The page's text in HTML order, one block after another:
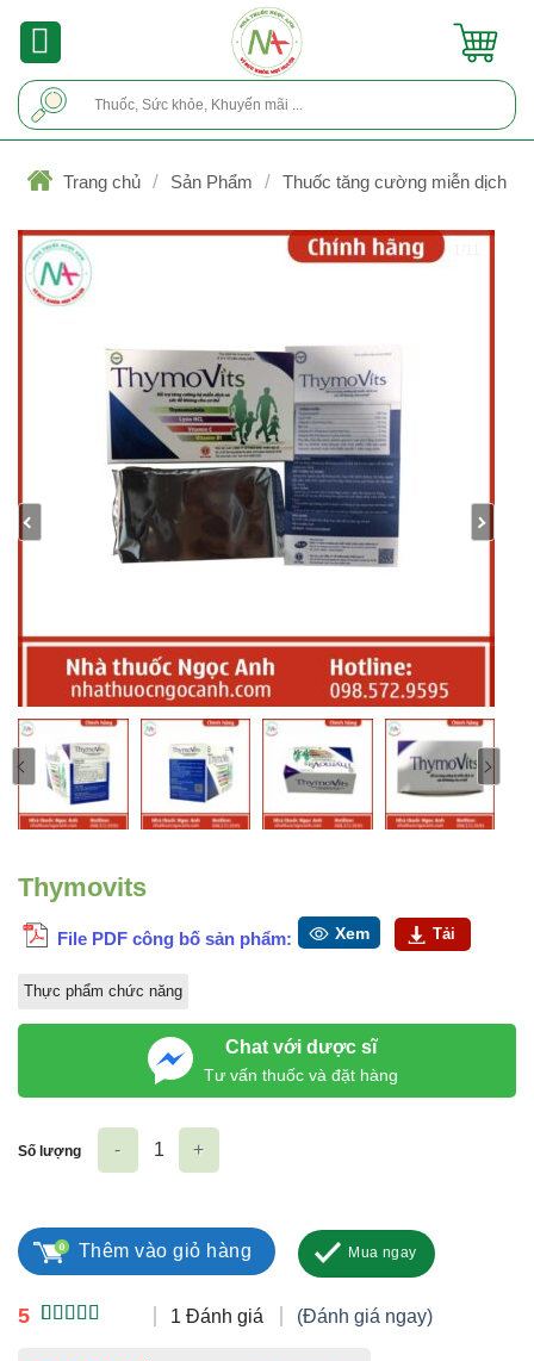
Trang chủ / Sản Phẩm / Thuốc tăng cường miễn dịch
Thymovits
File PDF công bố sản phẩm: Xem Tải
Thực phẩm chức năng
Chat với dược sĩ
Tư vấn thuốc và đặt hàng
5 1 Đánh giá (Đánh giá ngay)
Số lượng
Thêm vào giỏ hàng Mua ngay